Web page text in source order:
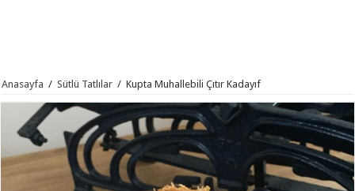
Anasayfa / Sütlü Tatlılar / Kupta Muhallebili Çıtır Kadayıf